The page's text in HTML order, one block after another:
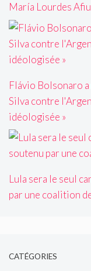
María Lourdes
Flávio Bolsonaro
Silva contre
idéologisée »
Lula sera le seul
par une coalition
CATÉGORIES